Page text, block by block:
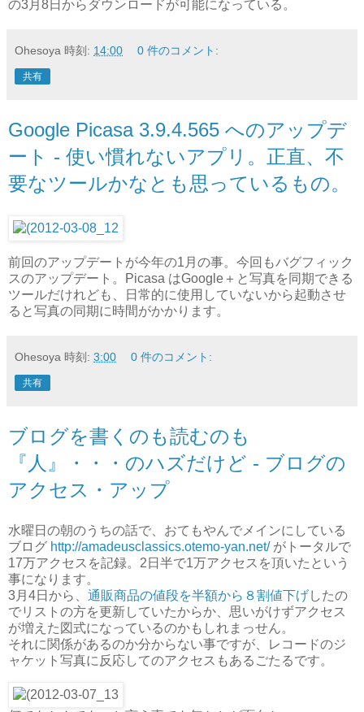
の3月8日からダウンロードが可能になっている。
Ohesoya 時刻: 14:00 0 件のコメント:
共有
Google Picasa 3.9.4.565 へのアップデ
ート - 使い慣れないアプリ。正直、不
要なツールかなとも思っているもの。
前回のアップデートが今年の1月の事。今回もバグフィック
スのアップデート。Picasa はGoogle＋と写真を同期できる
ツールだけれども、日常的に使用していないから起動させ
ると写真の同期に時間がかかります。
Ohesoya 時刻: 3:00 0 件のコメント:
共有
ブログを書くのも読むのも
『人』・・・のハズだけど - ブログの
アクセス・アップ
水曜日の朝のうちの話で、おてもやんでメインにしている
ブログ http://amadeusclassics.otemo-yan.net/がトータルで
17万アクセスを記録。2日半で1万アクセスを頂いたという
事になります。
3月4日から、 通販商品の値段を半額から８割値下げしたの
でリストの方を更新していたからか、思いがけずアクセス
が増えた図式になっているのかもしれまっせん。
それに関係があるのか分からない事ですが、レコードのジ
ャケット写真に反応してのアクセスもあるごたるです。